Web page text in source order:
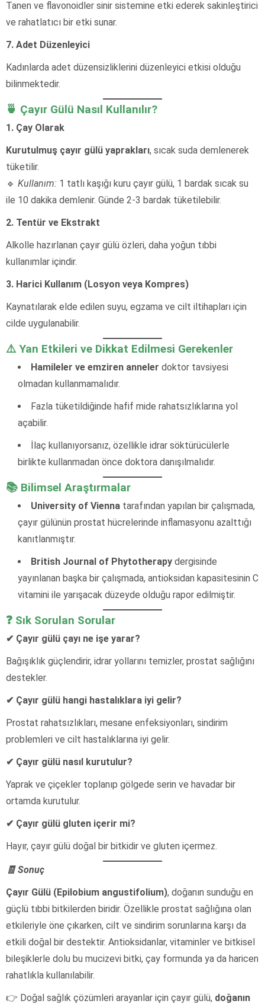
Tanen ve flavonoidler sinir sistemine etki ederek sakinleştirici
ve rahatlatıcı bir etki sunar.
7. Adet Düzenleyici
Kadınlarda adet düzensizliklerini düzenleyici etkisi olduğu
bilinmektedir.
🍵 Çayır Gülü Nasıl Kullanılır?
1. Çay Olarak
Kurutulmuş çayır gülü yaprakları, sıcak suda demlenerek
tüketilir.
🔹 Kullanım: 1 tatlı kaşığı kuru çayır gülü, 1 bardak sıcak su
ile 10 dakika demlenir. Günde 2-3 bardak tüketilebilir.
2. Tentür ve Ekstrakt
Alkolle hazırlanan çayır gülü özleri, daha yoğun tıbbi
kullanımlar içindir.
3. Harici Kullanım (Losyon veya Kompres)
Kaynatılarak elde edilen suyu, egzama ve cilt iltihapları için
cilde uygulanabilir.
⚠️ Yan Etkileri ve Dikkat Edilmesi Gerekenler
Hamileler ve emziren anneler doktor tavsiyesi
olmadan kullanmamalıdır.
Fazla tüketildiğinde hafif mide rahatsızlıklarına yol
açabilir.
İlaç kullanıyorsanız, özellikle idrar söktürücülerle
birlikte kullanmadan önce doktora danışılmalıdır.
📚 Bilimsel Araştırmalar
University of Vienna tarafından yapılan bir çalışmada,
çayır gülünün prostat hücrelerinde inflamasyonu azalttığı
kanıtlanmıştır.
British Journal of Phytotherapy dergisinde
yayınlanan başka bir çalışmada, antioksidan kapasitesinin C
vitamini ile yarışacak düzeyde olduğu rapor edilmiştir.
❓ Sık Sorulan Sorular
✔ Çayır gülü çayı ne işe yarar?
Bağışıklık güçlendirir, idrar yollarını temizler, prostat sağlığını
destekler.
✔ Çayır gülü hangi hastalıklara iyi gelir?
Prostat rahatsızlıkları, mesane enfeksiyonları, sindirim
problemleri ve cilt hastalıklarına iyi gelir.
✔ Çayır gülü nasıl kurutulur?
Yaprak ve çiçekler toplanıp gölgede serin ve havadar bir
ortamda kurutulur.
✔ Çayır gülü gluten içerir mi?
Hayır, çayır gülü doğal bir bitkidir ve gluten içermez.
🧾 Sonuç
Çayır Gülü (Epilobium angustifolium), doğanın sunduğu en
güçlü tıbbi bitkilerden biridir. Özellikle prostat sağlığına olan
etkileriyle öne çıkarken, cilt ve sindirim sorunlarına karşı da
etkili doğal bir destektir. Antioksidanlar, vitaminler ve bitkisel
bileşiklerle dolu bu mucizevi bitki, çay formunda ya da haricen
rahatlıkla kullanılabilir.
👉 Doğal sağlık çözümleri arayanlar için çayır gülü, doğanın